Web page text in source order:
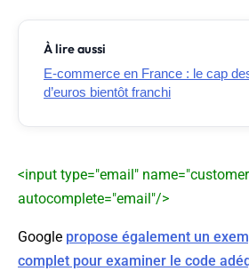
À lire aussi
E-commerce en France : le cap
d’euros bientôt franchi
<input type="email"
autocomplete="email"/>
Google propose également un
complet pour examiner le code